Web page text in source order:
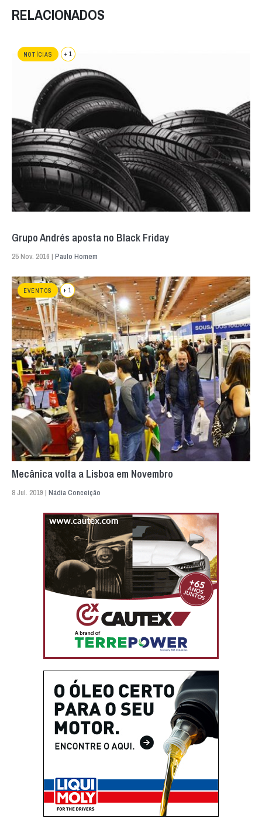
RELACIONADOS
NOTÍCIAS + 1
Grupo Andrés aposta no Black Friday
25 Nov. 2016 | Paulo Homem
EVENTOS + 1
Mecânica volta a Lisboa em Novembro
8 Jul. 2019 | Nádia Conceição